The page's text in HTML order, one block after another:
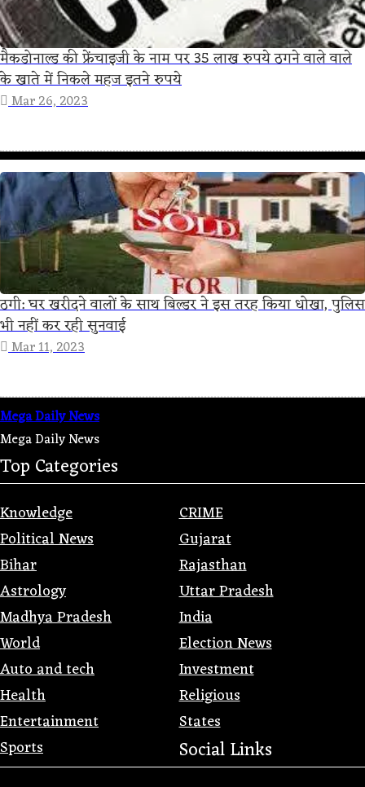
मैकडोनाल्ड की फ्रेंचाइजी के नाम पर 35 लाख रुपये ठगने वाले वाले
के खाते में निकले महज इतने रुपये
Mar 26, 2023
ठगी: घर खरीदने वालों के साथ बिल्डर ने इस तरह किया धोखा, पुलिस
भी नहीं कर रही सुनवाई
Mar 11, 2023
Mega Daily News
Mega Daily News
Top Categories
Knowledge
CRIME
Political News
Gujarat
Bihar
Rajasthan
Astrology
Uttar Pradesh
Madhya Pradesh
India
World
Election News
Auto and tech
Investment
Health
Religious
Entertainment
States
Sports
Social Links